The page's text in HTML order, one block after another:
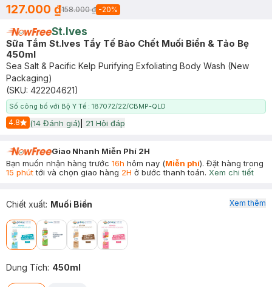
127.000 ₫158.000 ₫ -20%
St.Ives
Sữa Tắm St.Ives Tẩy Tế Bào Chết Muối Biển & Tảo Bẹ
450ml
Sea Salt & Pacific Kelp Purifying Exfoliating Body Wash (New
Packaging)
(SKU: 422204621)
Số công bố với Bộ Y Tế : 187072/22/CBMP-QLD
4.8
Start Icon
(14 Đánh giá) 21 Hỏi đáp
Giao Nhanh Miễn Phí 2H
Bạn muốn nhận hàng trước 16h hôm nay (Miễn phí). Đặt hàng trong
15 phúttới và chọn giao hàng 2H ở bước thanh toán. Xem chi tiết
Chiết xuất: Muối Biển
Dung Tích: 450ml
Xem thêm